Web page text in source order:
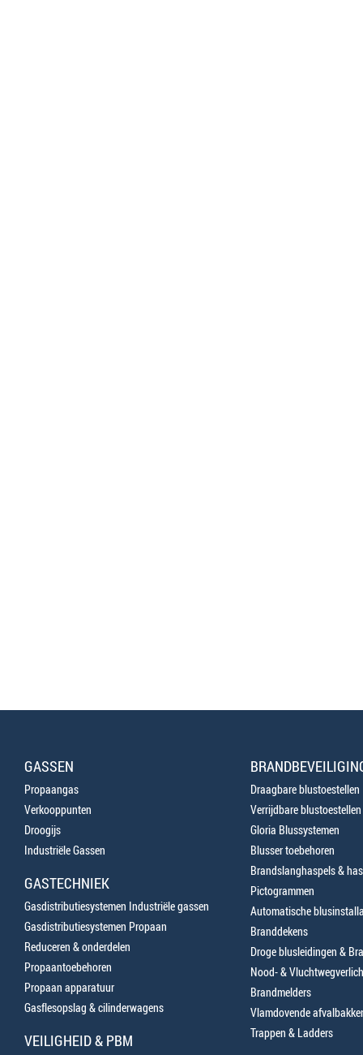
GASSEN
Propaangas
Verkooppunten
Droogijs
Industriële Gassen
GASTECHNIEK
Gasdistributiesystemen Industriële gassen
Gasdistributiesystemen Propaan
Reduceren & onderdelen
Propaantoebehoren
Propaan apparatuur
Gasflesopslag & cilinderwagens
VEILIGHEID & PBM
Draagbare blustoestellen
Verrijdbare blustoestellen
Gloria Blussystemen
Blusser toebehoren
Brandslanghaspels &
Pictogrammen
Automatische
Branddekens
Droge blusleidingen &
Nood- &
Brandmelders
Vlamdovende
Trappen & Ladders